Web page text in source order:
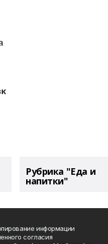
Рубрика "Еда и
напитки"
информации
согласия